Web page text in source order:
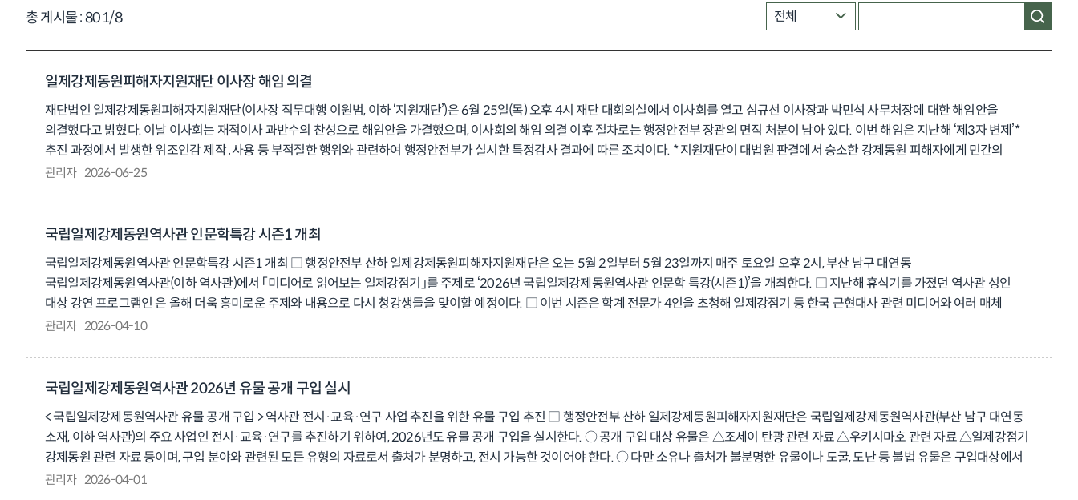
총 게시물 :80 1/8
일제강제동원피해자지원재단 이사장 해임 의결
재단법인 일제강제동원피해자지원재단(이사장 직무대행 이원범, 이하 ‘지원재단’)은 6월 25일(목) 오후 4시 재단 대회의실에서 이사회를 열고 심규선 이사장과 박민석 사무처장에 대한 해임안을
의결했다고 밝혔다. 이날 이사회는 재적이사 과반수의 찬성으로 해임안을 가결했으며, 이사회의 해임 의결 이후 절차로는 행정안전부 장관의 면직 처분이 남아 있다. 이번 해임은 지난해 ‘제3자 변제’*
추진 과정에서 발생한 위조인감 제작․사용 등 부적절한 행위와 관련하여 행정안전부가 실시한 특정감사 결과에 따른 조치이다. * 지원재단이 대법원 판결에서 승소한 강제동원 피해자에게 민간의
자발적 기여 등을 통해 조성한 재원으로 판결금을 대신 지급 이사회 의결 직후 재단은 입장문을 내어 “제3자 변제 과정을 세밀하게 살피지 못해 오랜 세월 고통받아 오신 강제동원 피해자와 유족, 국민
혁신을 통해 국민의 신뢰를 회복할 수 있도록 각고의 노력을 다하겠다”고 말했다.
관리자 2026-06-25
국립일제강제동원역사관 인문학특강 시즌1 개최
국립일제강제동원역사관 인문학특강 시즌1 개최 □ 행정안전부 산하 일제강제동원피해자지원재단은 오는 5월 2일부터 5월 23일까지 매주 토요일 오후 2시, 부산 남구 대연동
국립일제강제동원역사관(이하 역사관)에서 「미디어로 읽어보는 일제강점기」를 주제로 ‘2026년 국립일제강제동원역사관 인문학 특강(시즌1)’을 개최한다. □ 지난해 휴식기를 가졌던 역사관 성인
대상 강연 프로그램인 은 올해 더욱 흥미로운 주제와 내용으로 다시 청강생들을 맞이할 예정이다. □ 이번 시즌은 학계 전문가 4인을 초청해 일제강점기 등 한국 근현대사 관련 미디어와 여러 매체
이야기를 중심으로 다양한 강의를 펼친다. ❍ 5월 2일에 개최되는 첫 번째 강연으로는 서재길 국민대 한국어문학부 국어국문학전공 교수가 「아리랑 100년의 역사를 돌아보다: 미디어로서의 아리랑」
16일에는 문한별 선문대 한국문학콘텐츠창작학과 교수가 「불온과 금지, 허용과 응전의 일제강점기 문학 통제 기록들」이라는 주제로 일제강점기라는 검열 체제하에서 문학을 통해 어떤 목소리를
엽서, 만화 그리고 라디오 방송 자료들을 활용하여 전쟁과 연결 지어보는 시간을 가진다. ❍ 이번 특강은 네이버 예약이나 전화(051-629-8632)를 통한 사전 예약또는 당일 현장 접수로 회차 당 선착순
50명에 한해 누구나 무료로 수강할 수 있다. □ 또한, 역사관 홈페이지(www.fomo.or.kr/museum)와 공식 SNS 계정 및 블로그를 통해 역사관에서 진행되는 다양한 교육 프로그램에 대한 상세한
정보를 확인할 수 있다. 문의 051-629-8632. 역사관 홈페이지: https://www.fomo.or.kr/museum 인스타그램: https://www.instagram.com/fomo.museum/ 네이버 블로그:
https://blog.naver.com/iljeblog
관리자 2026-04-10
국립일제강제동원역사관 2026년 유물 공개 구입 실시
< 국립일제강제동원역사관 유물 공개 구입 > 역사관 전시·교육·연구 사업 추진을 위한 유물 구입 추진 □ 행정안전부 산하 일제강제동원피해자지원재단은 국립일제강제동원역사관(부산 남구 대연동
소재, 이하 역사관)의 주요 사업인 전시·교육·연구를 추진하기 위하여, 2026년도 유물 공개 구입을 실시한다. ○ 공개 구입 대상 유물은 △조세이 탄광 관련 자료 △우키시마호 관련 자료 △일제강점기
강제동원 관련 자료 등이며, 구입 분야와 관련된 모든 유형의 자료로서 출처가 분명하고, 전시 가능한 것이어야 한다. ○ 다만 소유나 출처가 불분명한 유물이나 도굴, 도난 등 불법 유물은 구입대상에서
제외된다. □ 유물 매도를 희망하는 개인 소장자, 문화재 매매업자 또는 법인 및 단체는 역사관 홈페이지(www.fomo.or.kr/museum)에서 관련 서류를 다운받아 작성한 후, 4월 1일(수) ~ 5월 5일(화)
관리자 2026-04-01